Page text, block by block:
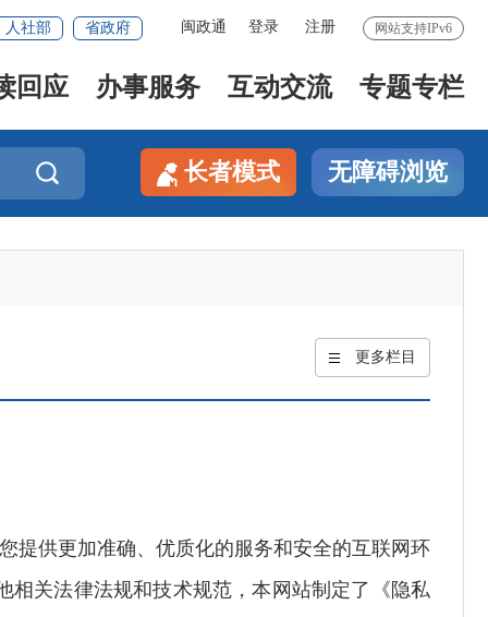
网站支持IPv6
闽政通 登录 注册
人社部 省政府
回应 办事服务 互动交流 专题专栏
 长者模式 无障碍浏览
更多栏目
提供更加准确、优质化的服务和安全的互联网环
相关法律法规和技术规范，本网站制定了《隐私